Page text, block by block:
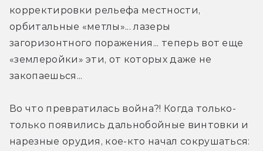
корректировки рельефа местности,
орбитальные «метлы»... лазеры
загоризонтного поражения... теперь вот еще
«землеройки» эти, от которых даже не
закопаешься...
Во что превратилась война?! Когда только-
только появились дальнобойные винтовки и
нарезные орудия, кое-кто начал сокрушаться: